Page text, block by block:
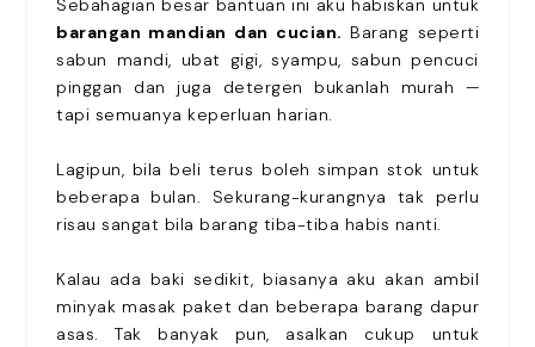
Sebahagian besar bantuan ini aku habiskan untuk
barangan mandian dan cucian.Barang seperti
sabun mandi, ubat gigi, syampu, sabun pencuci
pinggan dan juga detergen bukanlah murah —
tapi semuanya keperluan harian.
Lagipun, bila beli terus boleh simpan stok untuk
beberapa bulan. Sekurang-kurangnya tak perlu
risau sangat bila barang tiba-tiba habis nanti.
Kalau ada baki sedikit, biasanya aku akan ambil
minyak masak paket dan beberapa barang dapur
asas. Tak banyak pun, asalkan cukup untuk